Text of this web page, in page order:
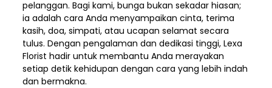
pelanggan. Bagi kami, bunga bukan sekadar hiasan;
ia adalah cara Anda menyampaikan cinta, terima
kasih, doa, simpati, atau ucapan selamat secara
tulus. Dengan pengalaman dan dedikasi tinggi, Lexa
Florist hadir untuk membantu Anda merayakan
setiap detik kehidupan dengan cara yang lebih indah
dan bermakna.